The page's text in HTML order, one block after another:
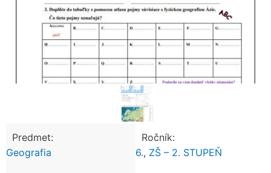
Predmet:
Geografia
Ročník:
6., ZŠ – 2. STUPEŇ